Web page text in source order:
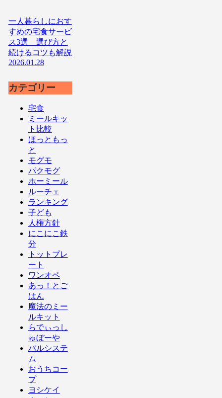
一人暮らしにおす
すめの宅食サービ
ス3選 選び方と
続けるコツも解説
2026.01.28
カテゴリー
宅食
ミールキッ
ト比較
ほっともっ
と
モグモ
パクモグ
ホーミール
ルーチェ
ランキング
子ども
人権方針
にこにこ鉄
分
トットプレ
ート
ワンオペ
あっ！とご
はん
魔法のミー
ルキット
らでぃっし
ゅぼーや
パルシステ
ム
おうちコー
プ
ヨシケイ